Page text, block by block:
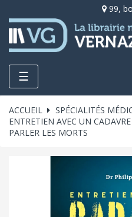
99,
Toggle
navigation
☰
ACCUEIL
SPÉCIALITÉS
ENTRETIEN AVEC UN
PARLER LES MORTS